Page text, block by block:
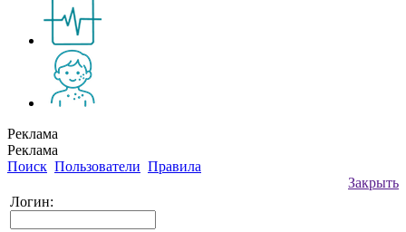
Реклама
Реклама
Поиск Пользователи Правила
Закрыть
Логин: